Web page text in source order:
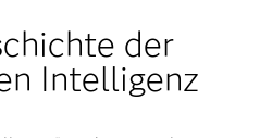
der
Intelligenz